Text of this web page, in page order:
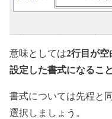
意味としては2行目が
設定した書式になるこ
書式については先程と
選択しましょう。